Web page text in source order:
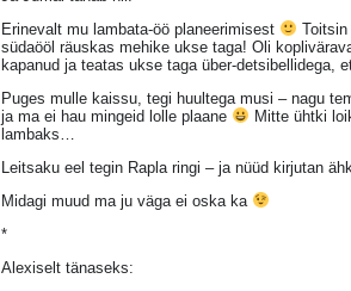
Erinevalt mu lambata-öö planeerimisest
südaööl räuskas mehike ukse taga! Oli
kapanud ja teatas ukse taga über-detsibellidega,
Puges mulle kaissu, tegi huultega musi – nagu
ja ma ei hau mingeid lolle plaane
Mitte ühtki
lambaks…
Leitsaku eel tegin Rapla ringi – ja nüüd kirjutan
Midagi muud ma ju väga ei oska ka
*
Alexiselt tänaseks: